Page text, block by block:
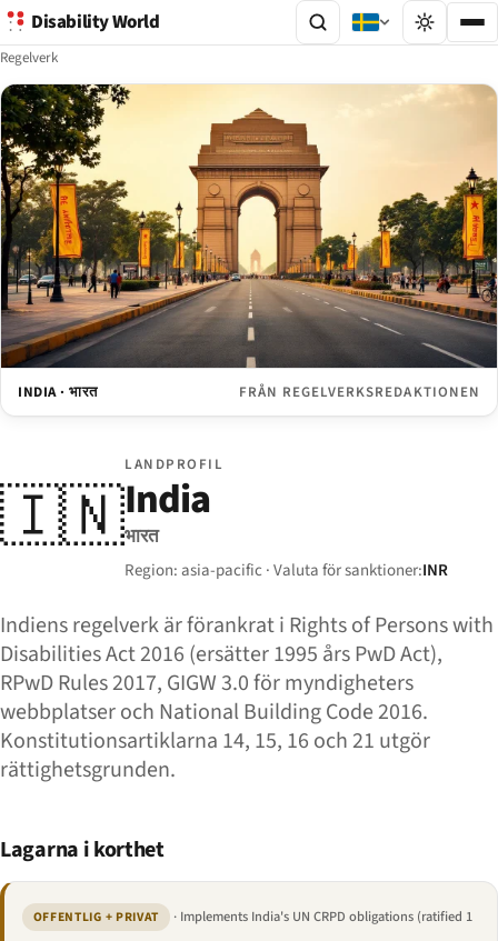
Disability World
Regelverk
INDIA · भारत FRÅN REGELVERKSREDAKTIONEN
🇮🇳
LANDPROFIL
India
भारत
Region: asia-pacific · Valuta för sanktioner:INR
Indiens regelverk är förankrat i Rights of Persons with
Disabilities Act 2016 (ersätter 1995 års PwD Act),
RPwD Rules 2017, GIGW 3.0 för myndigheters
webbplatser och National Building Code 2016.
Konstitutionsartiklarna 14, 15, 16 och 21 utgör
rättighetsgrunden.
Lagarna i korthet
OFFENTLIG + PRIVAT
· Implements India's UN CRPD obligations (ratified 1